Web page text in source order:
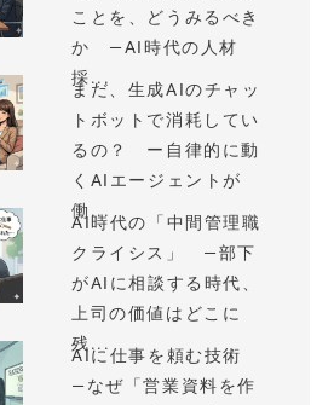
ことを、どうみるべき
か —AI時代の人材
採...
まだ、生成AIのチャッ
トボットで消耗してい
るの？ ー自律的に動
くAIエージェントが
働...
AI時代の「中間管理職
クライシス」 —部下
がAIに相談する時代、
上司の価値はどこに
残...
AIに仕事を頼む技術
—なぜ「営業資料を作